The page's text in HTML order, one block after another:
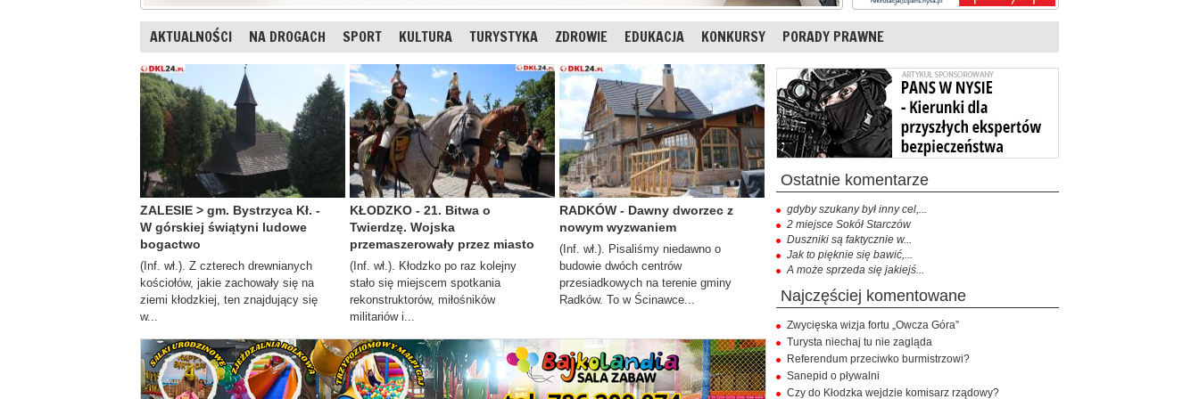
AKTUALNOŚCI NA DROGACH SPORT KULTURA TURYSTYKA ZDROWIE EDUKACJA KONKURSY PORADY PRAWNE
ZALESIE > gm. Bystrzyca Kł. -
W górskiej świątyni ludowe
bogactwo
(Inf. wł.). Z czterech drewnianych
kościołów, jakie zachowały się na
ziemi kłodzkiej, ten znajdujący się
w...
KŁODZKO - 21. Bitwa o
Twierdzę. Wojska
przemaszerowały przez miasto
(Inf. wł.). Kłodzko po raz kolejny
stało się miejscem spotkania
rekonstruktorów, miłośników
militariów i...
RADKÓW - Dawny dworzec z
nowym wyzwaniem
(Inf. wł.). Pisaliśmy niedawno o
budowie dwóch centrów
przesiadkowych na terenie gminy
Radków. To w Ścinawce...
ostatnie komentarze
gdyby szukany był inny cel,...
2 miejsce Sokół Starczów
Duszniki są faktycznie w...
Jak to pięknie się bawić,...
A może sprzeda się jakiejś...
najczęściej komentowane
Zwycięska wizja fortu „Owcza Góra”
Turysta niechaj tu nie zagląda
Referendum przeciwko burmistrzowi?
Sanepid o pływalni
Czy do Kłodzka wejdzie komisarz rządowy?